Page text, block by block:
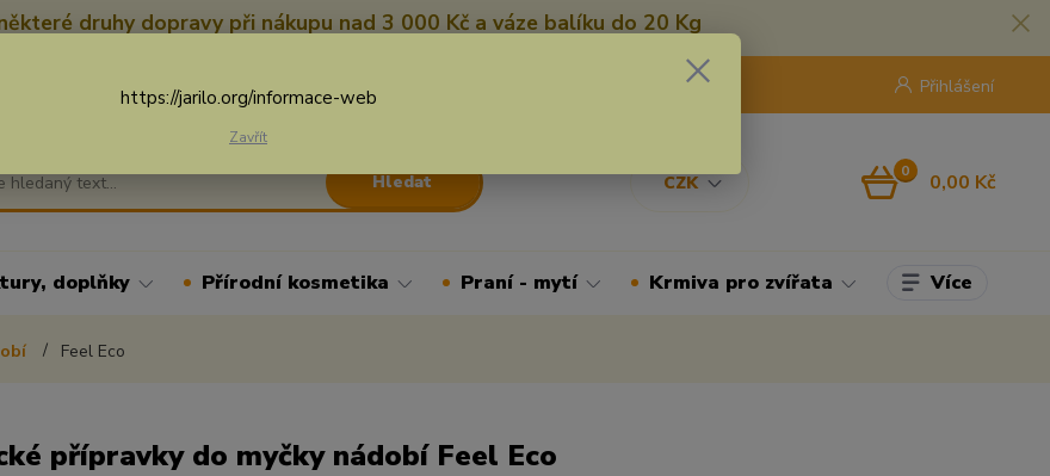
druhy dopravy při nákupu nad 3 000 Kč a váze balíku do 20 Kg
CZK
Přihlášení
Hledat
8:00 - 16:30
0 0,00 Kč
doplňky Přírodní kosmetika Praní - mytí Krmiva pro zvířata Více
Feel Eco
přípravky do myčky nádobí Feel Eco
https://jarilo.org/informace-web
Zavřít